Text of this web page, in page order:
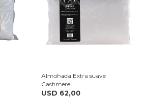
Almohada Extra suave
Cashmere
USD 62,00